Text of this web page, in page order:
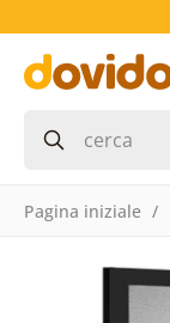
Pagina iniziale